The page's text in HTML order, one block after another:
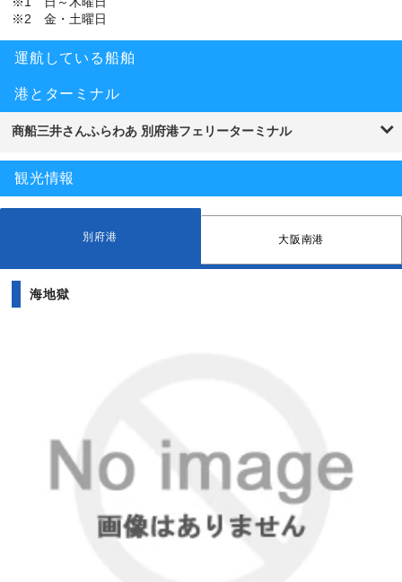
※2 金・土曜日
運航している船舶
港とターミナル
商船三井さんふらわあ 別府港フェリーターミナル
観光情報
別府港 大阪南港
海地獄